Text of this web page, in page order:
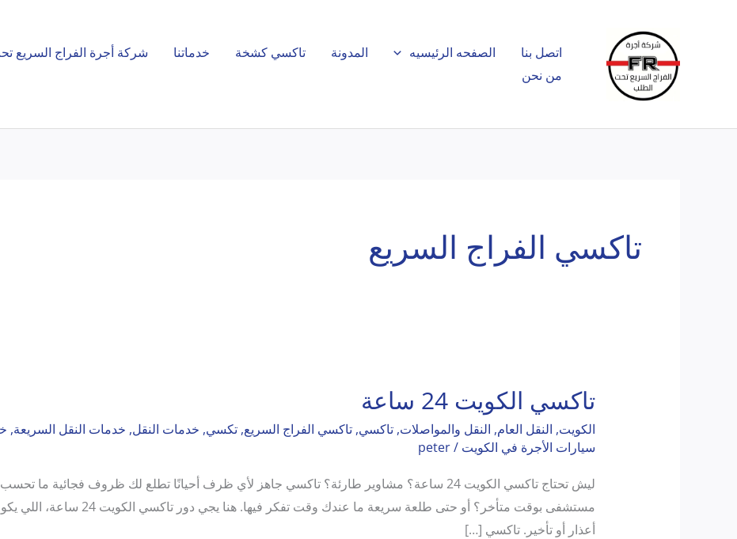
اتصل بنا الصفحه الرئيسيه المدونة تاكسي كشخة خدماتنا شركة أجرة الفراج السريع
من نحن
تاكسي الفراج السريع
تاكسي الكويت 24 ساعة
الكويت, النقل العام, النقل والمواصلات, تاكسي, تاكسي الفراج السريع, تكسي, خدمات النقل, خدمات النقل السريعة,
سيارات الأجرة في الكويت /
peter
ليش تحتاج تاكسي الكويت 24 ساعة؟ مشاوير طارئة؟ تاكسي جاهز لأي ظرف أحيانًا تطلع لك ظروف فجائية
مستشفى بوقت متأخر؟ أو حتى طلعة سريعة ما
أعذار أو تأخير. تاكسي […]
تاكسي